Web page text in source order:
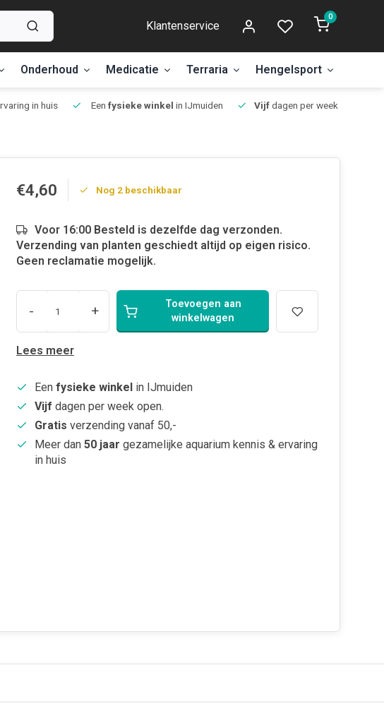
Klantenservice
0
Onderhoud Medicatie Terraria Hengelsport
in huis Een fysieke winkel in IJmuiden Vijfdagen per week open.
€4,60 Nog 2 beschikbaar
Voor 16:00 Besteld is dezelfde dag verzonden.
Verzending van planten geschiedt altijd op eigen risico.
Geen reclamatie mogelijk.
- +
Toevoegen aan
winkelwagen
Lees meer
Een fysieke winkel in IJmuiden
Vijf dagen per week open.
Gratis verzending vanaf 50,-
Meer dan 50 jaar gezamelijke aquarium kennis & ervaring
in huis